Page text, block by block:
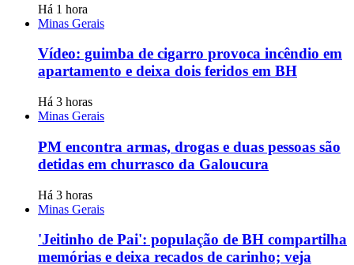
Há 1 hora
Minas Gerais
Vídeo: guimba de cigarro provoca incêndio em
apartamento e deixa dois feridos em BH
Há 3 horas
Minas Gerais
PM encontra armas, drogas e duas pessoas são
detidas em churrasco da Galoucura
Há 3 horas
Minas Gerais
'Jeitinho de Pai': população de BH compartilha
memórias e deixa recados de carinho; veja